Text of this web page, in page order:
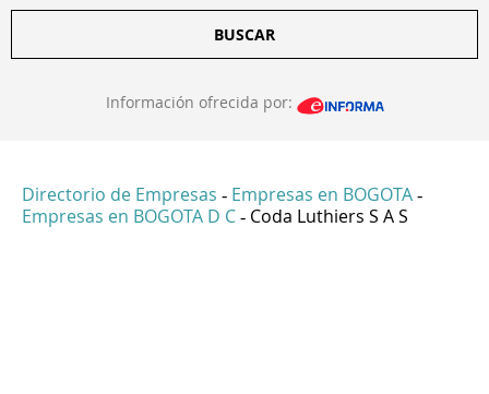
BUSCAR
Información ofrecida por:
Directorio de Empresas - Empresas en BOGOTA -
Empresas en BOGOTA D C - Coda Luthiers S A S